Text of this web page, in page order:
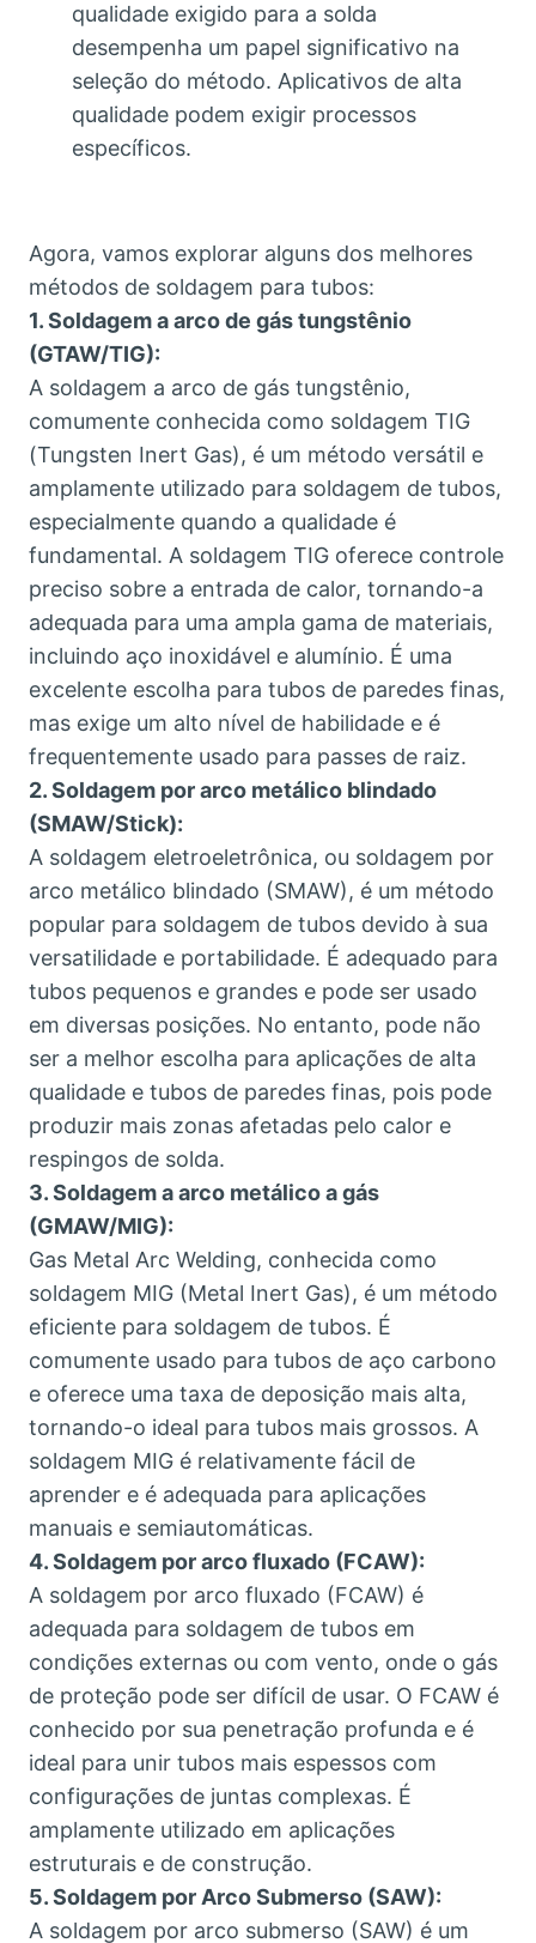
qualidade exigido para a solda
desempenha um papel significativo na
seleção do método. Aplicativos de alta
qualidade podem exigir processos
específicos.
Agora, vamos explorar alguns dos melhores
métodos de soldagem para tubos:
1. Soldagem a arco de gás tungstênio
(GTAW/TIG):
A soldagem a arco de gás tungstênio,
comumente conhecida como soldagem TIG
(Tungsten Inert Gas), é um método versátil e
amplamente utilizado para soldagem de tubos,
especialmente quando a qualidade é
fundamental. A soldagem TIG oferece controle
preciso sobre a entrada de calor, tornando-a
adequada para uma ampla gama de materiais,
incluindo aço inoxidável e alumínio. É uma
excelente escolha para tubos de paredes finas,
mas exige um alto nível de habilidade e é
frequentemente usado para passes de raiz.
2. Soldagem por arco metálico blindado
(SMAW/Stick):
A soldagem eletroeletrônica, ou soldagem por
arco metálico blindado (SMAW), é um método
popular para soldagem de tubos devido à sua
versatilidade e portabilidade. É adequado para
tubos pequenos e grandes e pode ser usado
em diversas posições. No entanto, pode não
ser a melhor escolha para aplicações de alta
qualidade e tubos de paredes finas, pois pode
produzir mais zonas afetadas pelo calor e
respingos de solda.
3. Soldagem a arco metálico a gás
(GMAW/MIG):
Gas Metal Arc Welding, conhecida como
soldagem MIG (Metal Inert Gas), é um método
eficiente para soldagem de tubos. É
comumente usado para tubos de aço carbono
e oferece uma taxa de deposição mais alta,
tornando-o ideal para tubos mais grossos. A
soldagem MIG é relativamente fácil de
aprender e é adequada para aplicações
manuais e semiautomáticas.
4. Soldagem por arco fluxado (FCAW):
A soldagem por arco fluxado (FCAW) é
adequada para soldagem de tubos em
condições externas ou com vento, onde o gás
de proteção pode ser difícil de usar. O FCAW é
conhecido por sua penetração profunda e é
ideal para unir tubos mais espessos com
configurações de juntas complexas. É
amplamente utilizado em aplicações
estruturais e de construção.
5. Soldagem por Arco Submerso (SAW):
A soldagem por arco submerso (SAW) é um